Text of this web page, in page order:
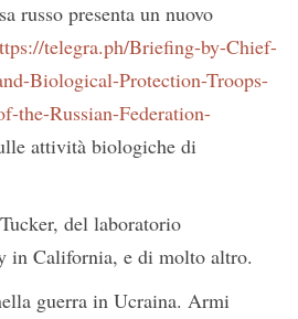
russo presenta un nuovo
telegra.ph/Briefing-by-Chief-
Biological-Protection-Troops-
the-Russian-Federation-
attività biologiche di
del laboratorio
in California, e di molto altro.
guerra in Ucraina. Armi